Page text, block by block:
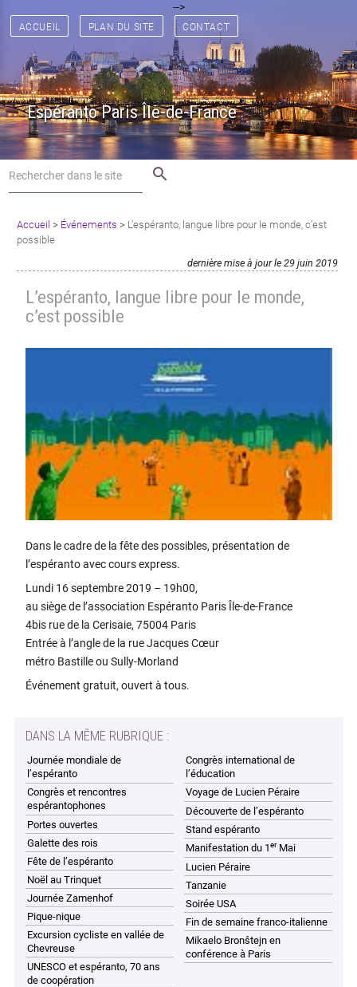
] [] [] [
-->
ACCUEIL PLAN DU SITE CONTACT
Espéranto Paris Île-de-France
search
Accueil > Événements > L’espéranto, langue libre pour le monde, c’est
possible
dernière mise à jour le 29 juin 2019
L’espéranto, langue libre pour le monde,
c’est possible
Dans le cadre de la fête des possibles, présentation de
l’espéranto avec cours express.
Lundi 16 septembre 2019 – 19h00,
au siège de l’association Espéranto Paris Île-de-France
4bis rue de la Cerisaie, 75004 Paris
Entrée à l’angle de la rue Jacques Cœur
métro Bastille ou Sully-Morland
Événement gratuit, ouvert à tous.
DANS LA MÊME RUBRIQUE :
Journée mondiale de
l’espéranto
Congrès et rencontres
espérantophones
Portes ouvertes
Galette des rois
Fête de l’espéranto
Noël au Trinquet
Journée Zamenhof
Pique-nique
Excursion cycliste en vallée de
Chevreuse
UNESCO et espéranto, 70 ans
de coopération
Congrès international de
l’éducation
Voyage de Lucien Péraire
Découverte de l’espéranto
Stand espéranto
Manifestation du 1erMai
Lucien Péraire
Tanzanie
Soirée USA
Fin de semaine franco-italienne
Mikaelo Bronŝtejn en
conférence à Paris